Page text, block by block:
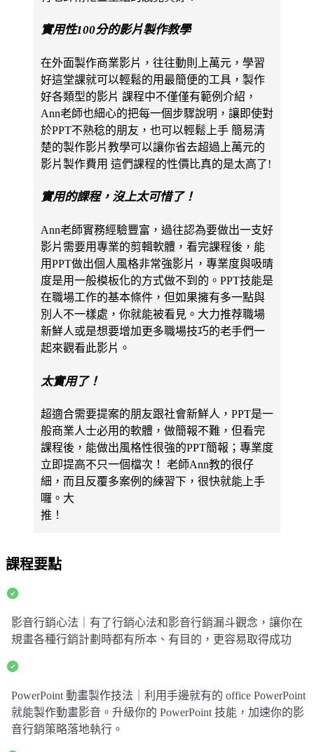
實用性100分的影片製作教學
在外面製作商業影片，往往動則上萬元，學習
好這堂課就可以輕鬆的用最簡便的工具，製作
好各類型的影片 課程中不僅僅有範例介紹，
Ann老師也細心的把每一個步驟說明，讓即使對
於PPT不熟稔的朋友，也可以輕鬆上手 簡易清
楚的製作影片教學可以讓你省去超過上萬元的
影片製作費用 這們課程的性價比真的是太高了!
實用的課程，沒上太可惜了！
Ann老師實務經驗豐富，過往認為要做出一支好
影片需要用專業的剪輯軟體，看完課程後，能
用PPT做出個人風格非常強影片，專業度與吸晴
度是用一般模板化的方式做不到的。PPT技能是
在職場工作的基本條件，但如果擁有多一點與
別人不一樣處，你就能被看見。大力推荐職場
新鮮人或是想要增加更多職場技巧的老手們一
起來觀看此影片。
太實用了！
超適合需要提案的朋友跟社會新鮮人，PPT是一
般商業人士必用的軟體，做簡報不難，但看完
課程後，能做出風格性很強的PPT簡報；專業度
立即提高不只一個檔次！ 老師Ann教的很仔
細，而且反覆多案例的練習下，很快就能上手
囉。大
推！
課程要點
影音行銷心法｜有了行銷心法和影音行銷漏斗觀念，讓你在
規畫各種行銷計劃時都有所本、有目的，更容易取得成功
PowerPoint 動畫製作技法｜利用手邊就有的 office PowerPoint
就能製作動畫影音。升級你的 PowerPoint 技能，加速你的影
音行銷策略落地執行。